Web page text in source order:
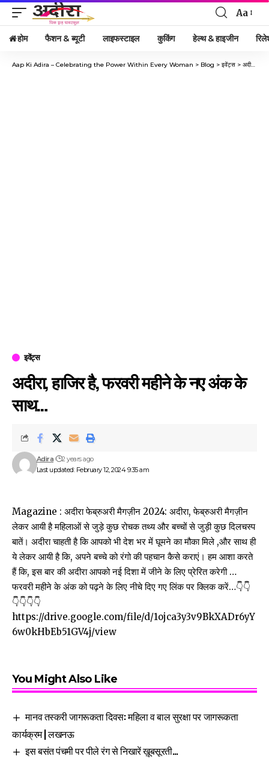
Aa
होम फैशन & ब्यूटी लाइफस्टाइल कुकिंग हेल्थ & हाइजीन
Aap Ki Adira – Celebrating the Power Within Every Woman > Blog > इवेंट्स > अदीरा, हाजिर है, फरवरी महीने के नए अंक के साथ…
इवेंट्स
अदीरा, हाजिर है, फरवरी महीने के नए अंक के
साथ…
Last updated: February 12, 2024 9:35 am
Adira 2 years ago
Magazine : अदीरा फेब्रुअरी मैगज़ीन 2024: अदीरा, फेब्रुअरी मैगज़ीन
लेकर आयी है महिलाओं से जुड़े कुछ रोचक तथ्य और बच्चों से जुड़ी कुछ दिलचस्प
बातें। अदीरा चाहती है कि आपको भी देश भर में घूमने का मौका मिले ,और साथ ही
ये लेकर आयी है कि, अपने बच्चे को रंगो की पहचान कैसे कराएं। हम आशा करते
हैं कि, इस बार की अदीरा आपको नई दिशा में जीने के लिए प्रेरित करेगी …
फरवरी महीने के अंक को पढ़ने के लिए नीचे दिए गए लिंक पर क्लिक करें…👇👇
👇👇👇👇
https://drive.google.com/file/d/1ojca3y3v9BkXADr6yY
6w0kHbEb51GV4j/view
You Might Also Like
मानव तस्करी जागरूकता दिवस: महिला व बाल सुरक्षा पर जागरूकता
कार्यक्रम | लखनऊ
इस बसंत पंचमी पर पीले रंग से निखारें ख़ूबसूरती…